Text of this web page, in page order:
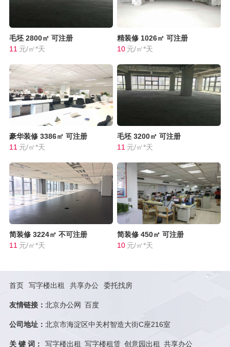
毛坯 2800㎡ 可注册
11 元/㎡*天
精装修 1026㎡ 可注册
10 元/㎡*天
豪华装修 3386㎡ 可注册
11 元/㎡*天
毛坯 3200㎡ 可注册
11 元/㎡*天
简装修 3224㎡ 不可注册
11 元/㎡*天
简装修 450㎡ 可注册
10 元/㎡*天
首页 写字楼出租 共享办公 委托找房
友情链接： 北京办公网 百度
公司地址： 北京市海淀区中关村智造大街C座216室
关 键 词： 写字楼出租 写字楼租赁 创意园出租 共享办公